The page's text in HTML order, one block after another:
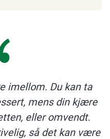
imellom. Du kan ta
mens din kjære
eller omvendt.
så det kan være